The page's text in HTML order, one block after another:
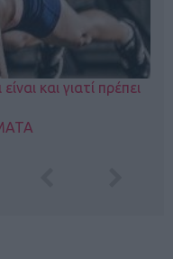
και γιατί πρέπει